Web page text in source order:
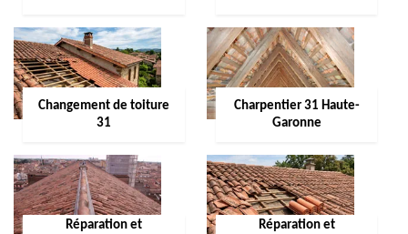
Changement de toiture
31
Charpentier 31 Haute-
Garonne
Réparation et
Réparation et